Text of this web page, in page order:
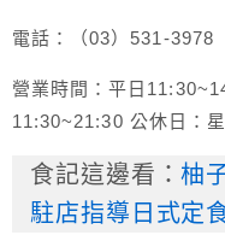
電話：（03）531-3978
營業時間：平日
11:30~21:30 公休日：
食記這邊看：柚
駐店指導日式定